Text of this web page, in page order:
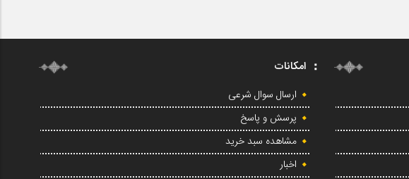
امکانات
ارسال سوال شرعی
پرسش و پاسخ
مشاهده سبد خرید
اخبار